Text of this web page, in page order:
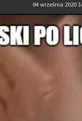
04 września 2020